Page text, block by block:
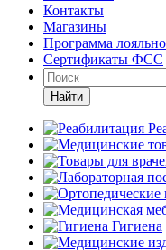
Контакты
Магазины
Программа
Сертификаты ФСС
Найти
Гигиена